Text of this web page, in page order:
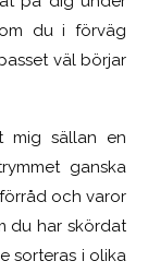
du i förväg
väl börjar
mig sällan en
ganska
och varor
du har skördat
sorteras i olika